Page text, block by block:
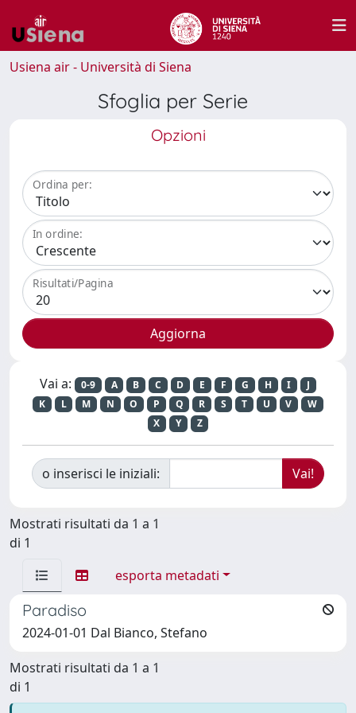
Usiena air - Università di Siena
Sfoglia per Serie
Opzioni
Ordina per:
In ordine:
Risultati/Pagina
Vai a: 0-9 A B C D E F G H I
J
K
L M N O P Q R S T U V
W
X
Y Z
o inserisci le iniziali:
Mostrati risultati da 1 a 1
di 1
esporta metadati
Paradiso
2024-01-01 Dal Bianco, Stefano
Mostrati risultati da 1 a 1
di 1